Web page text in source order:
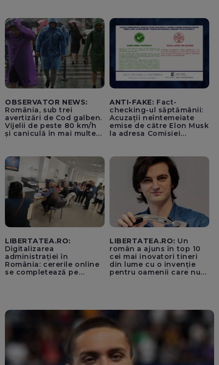
OBSERVATOR NEWS:
România, sub trei
avertizări de Cod galben.
Vijelii de peste 80 km/h
și caniculă în mai multe
ANTI-FAKE: Fact-
checking-ul săptămânii:
Acuzații neîntemeiate
emise de către Elon Musk
la adresa Comisiei
pentru instaurarea
„cenzurii” pe platforma X
LIBERTATEA.RO:
Digitalizarea
administrației în
România: cererile online
se completează pe
LIBERTATEA.RO: Un
român a ajuns în top 10
cei mai inovatori tineri
din lume cu o invenție
pentru oamenii care nu